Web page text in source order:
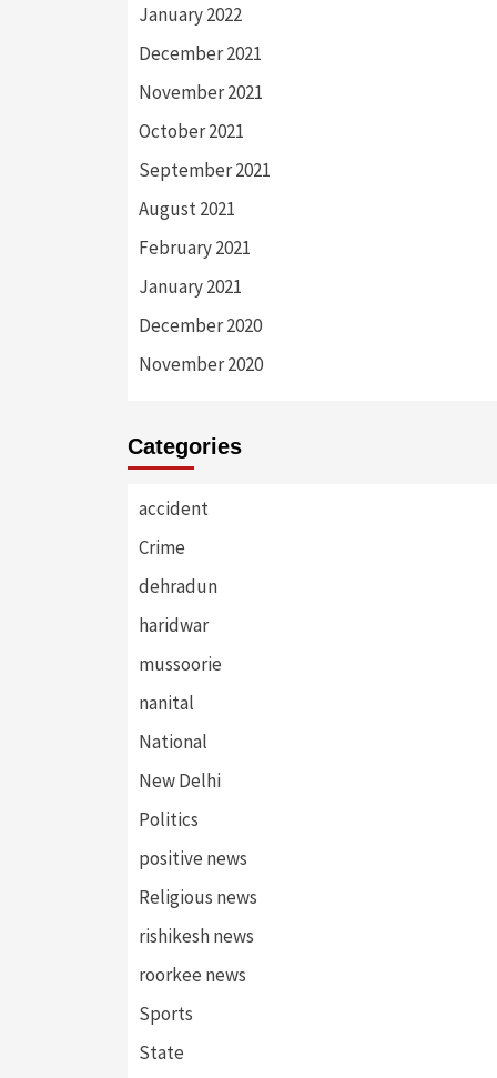
January 2022
December 2021
November 2021
October 2021
September 2021
August 2021
February 2021
January 2021
December 2020
November 2020
Categories
accident
Crime
dehradun
haridwar
mussoorie
nanital
National
New Delhi
Politics
positive news
Religious news
rishikesh news
roorkee news
Sports
State